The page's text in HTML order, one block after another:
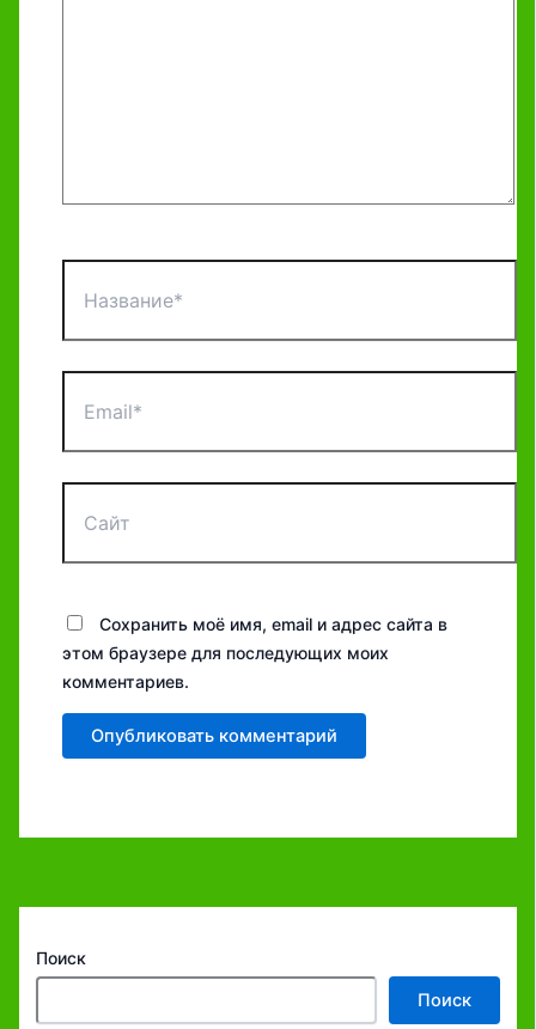
Сохранить моё имя, email и адрес сайта в
этом браузере для последующих моих
комментариев.
Поиск
Поиск